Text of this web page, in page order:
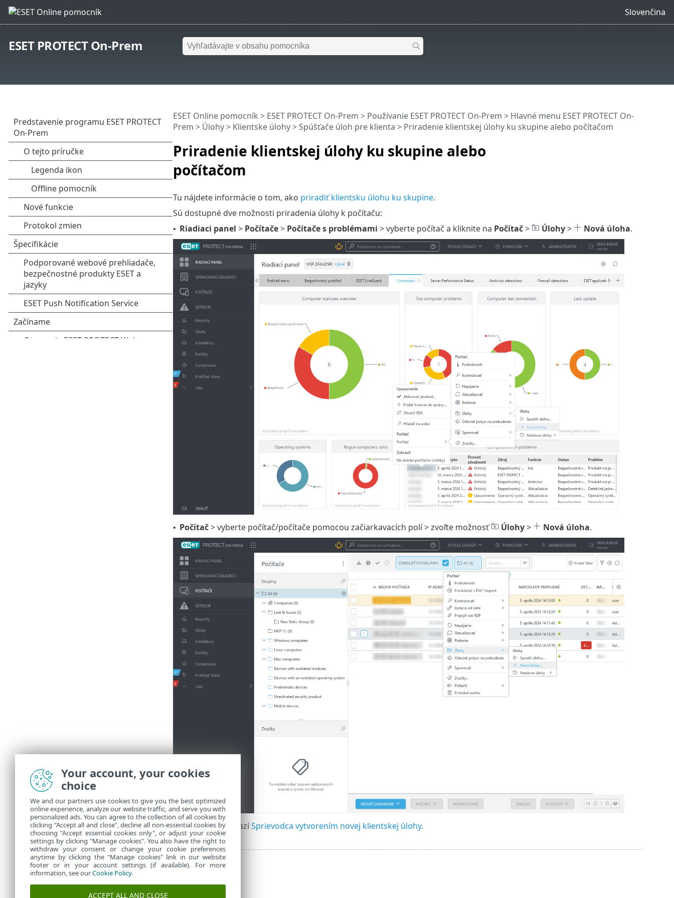
Slovenčina
ESET PROTECT On-Prem
Priradenie klientskej úlohy ku skupine alebo
počítačom
ESET Online pomocník > ESET PROTECT On-Prem > Používanie ESET PROTECT On-Prem > Hlavné menu ESET PROTECT On-
Prem > Úlohy> Klientske úlohy>Spúšťače úloh pre klienta > Priradenie klientskej úlohy ku skupine alebo počítačom
Tu nájdete informácie o tom, ako priradiť klientsku úlohu ku skupine.
Sú dostupné dve možnosti priradenia úlohy k počítaču:
• Riadiaci panel > Počítače> Počítače s problémami > vyberte počítač a kliknite na Počítač> Úlohy> Nová úloha.
• Počítač> vyberte počítač/počítače pomocou začiarkavacích polí > zvoľte možnosť Úlohy> Nová úloha.
Následne sa zobrazíSprievodca vytvorením novej klientskej úlohy.
Your account, your cookies
choice
We and our partners use cookies to give you the best optimized
online experience, analyze our website traffic, and serve you with
personalized ads. You can agree to the collection of all cookies by
clicking "Accept all and close", decline all non-essential cookies by
choosing "Accept essential cookies only", or adjust your cookie
settings by clicking "Manage cookies". You also have the right to
withdraw your consent or change your cookie preferences
anytime by clicking the "Manage cookies" link in our website
footer or in your account settings (if available). For more
information, see ourCookie Policy.
ACCEPT ALL AND CLOSE